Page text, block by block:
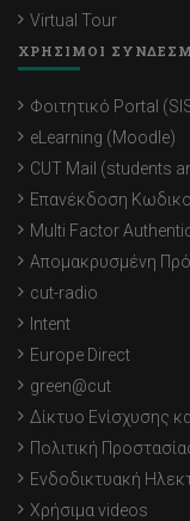
Virtual Tour
ΧΡΗΣΙΜΟΙ
Φοιτητικό Portal
eLearning (Moodle)
CUT Mail (students
Επανέκδοση
Multi Factor
Απομακρυσμένη
cut-radio
Intent
Europe Direct
green@cut
Δίκτυο Ενίσχυσης
Πολιτική
Ενδοδικτυακή
Χρήσιμα videos